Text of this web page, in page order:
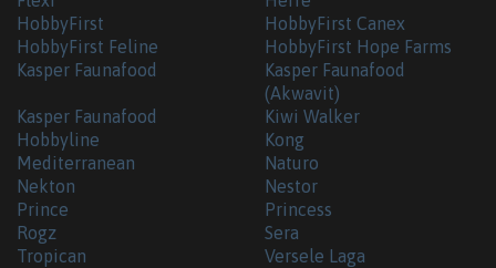
HobbyFirst
HobbyFirst Canex
HobbyFirst Feline
HobbyFirst Hope Farms
Kasper Faunafood
Kasper Faunafood
(Akwavit)
Kasper Faunafood
Hobbyline
Kiwi Walker
Kong
Mediterranean
Naturo
Nekton
Nestor
Prince
Princess
Rogz
Sera
Tropican
Versele Laga